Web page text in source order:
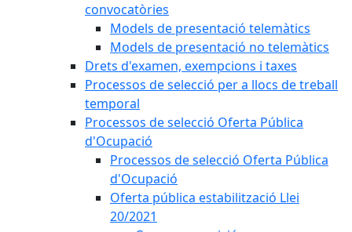
convocatòries
Models de presentació telemàtics
Models de presentació no telemàtics
Drets d'examen, exempcions i taxes
Processos de selecció per a llocs de treball
temporal
Processos de selecció Oferta Pública
d'Ocupació
Processos de selecció Oferta Pública
d'Ocupació
Oferta pública estabilització Llei
20/2021